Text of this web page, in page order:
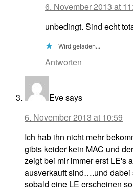
6. November 2013 at
unbedingt. Sind echt
Wird geladen...
Antworten
Evesays
6. November 2013 at 10:59
Ich hab ihn nicht mehr
gibts keider kein MAC und
zeigt bei mir immer erst LE's
ausverkauft sind….und dabei
sobald eine LE erscheinen